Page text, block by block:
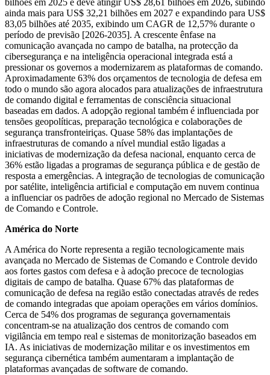
bilhões em 2025 e deve atingir US$ 28,61 bilhões em 2026, subindo
ainda mais para US$ 32,21 bilhões em 2027 e expandindo para US$
83,05 bilhões até 2035, exibindo um CAGR de 12,57% durante o
período de previsão [2026-2035]. A crescente ênfase na
comunicação avançada no campo de batalha, na protecção da
cibersegurança e na inteligência operacional integrada está a
pressionar os governos a modernizarem as plataformas de comando.
Aproximadamente 63% dos orçamentos de tecnologia de defesa em
todo o mundo são agora alocados para atualizações de infraestrutura
de comando digital e ferramentas de consciência situacional
baseadas em dados. A adopção regional também é influenciada por
tensões geopolíticas, preparação tecnológica e colaborações de
segurança transfronteiriças. Quase 58% das implantações de
infraestruturas de comando a nível mundial estão ligadas a
iniciativas de modernização da defesa nacional, enquanto cerca de
36% estão ligadas a programas de segurança pública e de gestão de
resposta a emergências. A integração de tecnologias de comunicação
por satélite, inteligência artificial e computação em nuvem continua
a influenciar os padrões de adoção regional no Mercado de Sistemas
de Comando e Controle.
América do Norte
A América do Norte representa a região tecnologicamente mais
avançada no Mercado de Sistemas de Comando e Controle devido
aos fortes gastos com defesa e à adoção precoce de tecnologias
digitais de campo de batalha. Quase 67% das plataformas de
comunicação de defesa na região estão conectadas através de redes
de comando integradas que apoiam operações em vários domínios.
Cerca de 54% dos programas de segurança governamentais
concentram-se na atualização dos centros de comando com
vigilância em tempo real e sistemas de monitorização baseados em
IA. As iniciativas de modernização militar e os investimentos em
segurança cibernética também aumentaram a implantação de
plataformas avançadas de software de comando.